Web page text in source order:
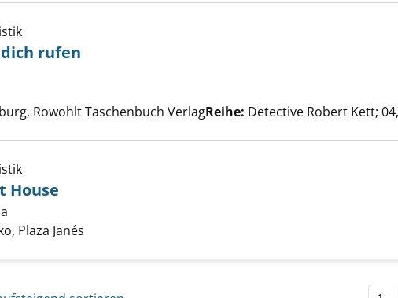
die dich rufen anzeigen
rufen
Rowohlt Taschenbuch VerlagReihe: Detective Robert Kett;
en Fleat House anzeigen
House
Plaza Janés